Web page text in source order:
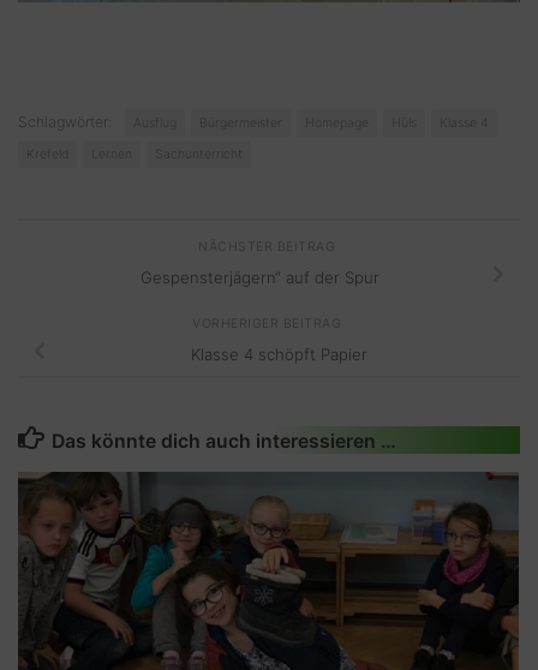
Schlagwörter: Bürgermeister Homepage
NÄCHSTER BEITRAG
Gespensterjägern“ auf der Spur
VORHERIGER BEITRAG
Klasse 4 schöpft Papier
Das könnte dich auch interessieren …